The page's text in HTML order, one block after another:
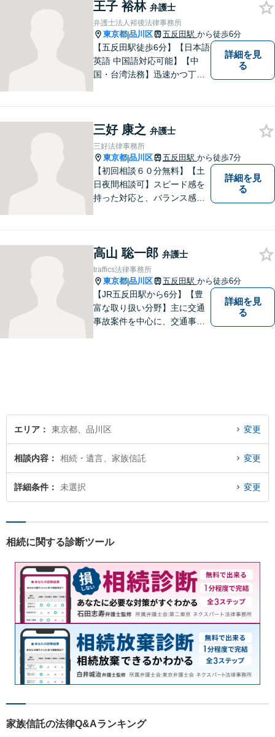
からない場合は、無料相談を
利用してご相談くださ
王子 裕林 弁護士
弁護士法人裕後法律事務所
東京都|品川区 五反田駅 から徒歩6分
【五反田駅徒歩6分】【日本語
英語 中国語対応可能】【中
国・台湾法務】迅速かつ丁寧
詳細を見
る
三好 康之 弁護士
三好法律事務所
東京都|品川区 五反田駅 から徒歩7分
【初回相談６０分無料】【土
日夜間相談可】スピード感を
持った対応と、バランス感覚
など何でもお気軽にご質問く
ださい。ご希望に沿った解決
に向け全力を尽くします。
詳細を見
る
高山 聡一郎 弁護士
traffics法律事務所
東京都|品川区 五反田駅 から徒歩6分
【JR五反田駅から6分】【豊
富な取り扱い分野】主に交通
事故案件を中心に、交通事故
詳細を見
る
エリア 東京都、品川区 変更
相談内容 相続・遺言、家族信託 変更
詳細条件 未選択 変更
相続に関する診断ツール
家族信託の法律Q&Aランキング